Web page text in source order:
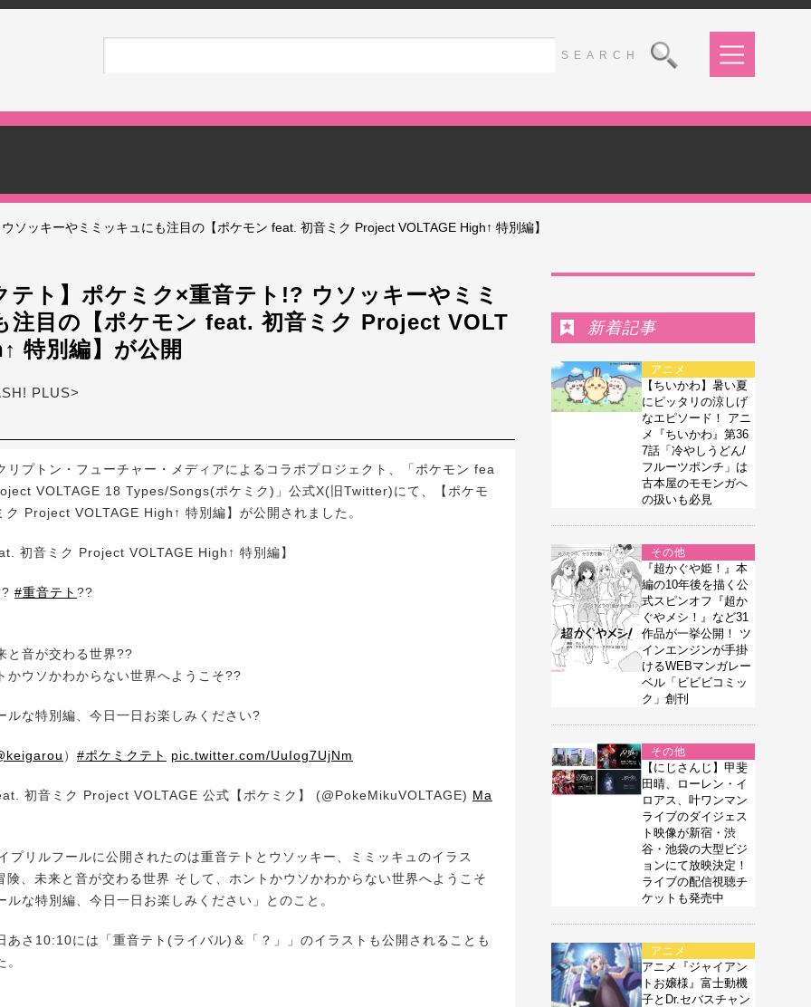
ソッキーやミミッキュにも注目の【ポケモン feat. 初音ミク Project VOLTAGE High↑ 特別編】
テト】ポケミク×重音テト!? ウソッキーやミミ
注目の【ポケモン feat. 初音ミク Project VOLT
特別編】が公開
PLUS>
プトン・フューチャー・メディアによるコラボプロジェクト、「ポケモン fea
VOLTAGE 18 Types/Songs(ポケミク)」公式X(旧Twitter)にて、【ポケモ
Project VOLTAGE High↑ 特別編】が公開されました。
初音ミク Project VOLTAGE High↑ 特別編】
#重音テト ??
と音が交わる世界??
かウソかわからない世界へようこそ??
ルな特別編、今日一日お楽しみください?
） #ポケミクテト pic.twitter.com/UuIog7UjNm
初音ミク Project VOLTAGE 公式【ポケミク】 (@PokeMikuVOLTAGE) Ma
リルフールに公開されたのは重音テトとウソッキー、ミミッキュのイラス
、未来と音が交わる世界 そして、ホントかウソかわからない世界へようこそ
ルな特別編、今日一日お楽しみください」とのこと。
さ10:10には「重音テト(ライバル)＆「？」」のイラストも公開されることも
新着記事
アニメ
【ちいかわ】暑い夏
にピッタリの涼しげ
なエピソード！ アニ
メ『ちいかわ』第36
7話「冷やしうどん/
フルーツポンチ」は
古本屋のモモンガへ
の扱いも必見
その他
『超かぐや姫！』本
編の10年後を描く公
式スピンオフ『超か
ぐやメシ！』など31
作品が一挙公開！ ツ
インエンジンが手掛
けるWEBマンガレー
ベル「ビビビコミッ
ク」創刊
その他
【にじさんじ】甲斐
田晴、ローレン・イ
ロアス、叶ワンマン
ライブのダイジェス
ト映像が新宿・渋
谷・池袋の大型ビジ
ョンにて放映決定！
ライブの配信視聴チ
ケットも発売中
アニメ
アニメ『ジャイアン
トお嬢様』富士動機
子とDr.セバスチャン